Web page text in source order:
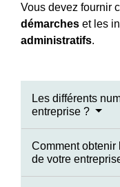
Vous devez fournir
démarches et les
administratifs.
Les différents
entreprise ?
Comment obtenir
de votre